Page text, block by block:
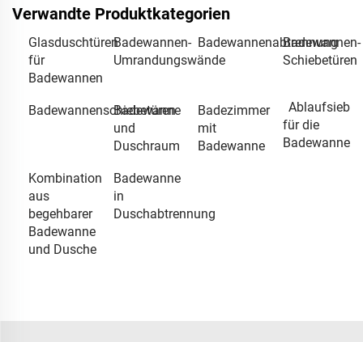
Verwandte Produktkategorien
Glasduschtüren
für
Badewannen
Badewannen-
Umrandungswände
Badewannenabtrennung
Badewannen-
Schiebetüren
Badewannenschiebetüren
Badewanne
und
Duschraum
Badezimmer
mit
Badewanne
Ablaufsieb
für die
Badewanne
Kombination
aus
begehbarer
Badewanne
und Dusche
Badewanne
in
Duschabtrennung